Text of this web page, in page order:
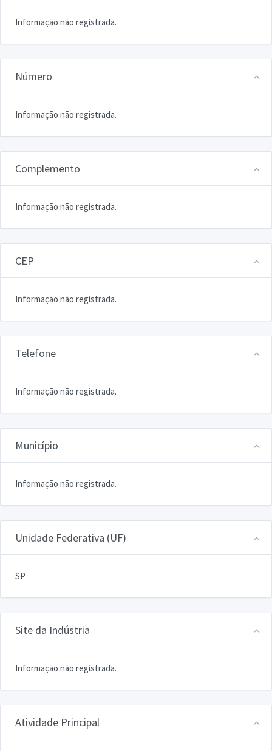
Informação não registrada.
Número
Informação não registrada.
Complemento
Informação não registrada.
CEP
Informação não registrada.
Telefone
Informação não registrada.
Município
Informação não registrada.
Unidade Federativa (UF)
SP
Site da Indústria
Informação não registrada.
Atividade Principal